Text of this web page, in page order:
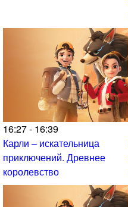
16:27 - 16:39
Карли – искательница
приключений. Древнее
королевство